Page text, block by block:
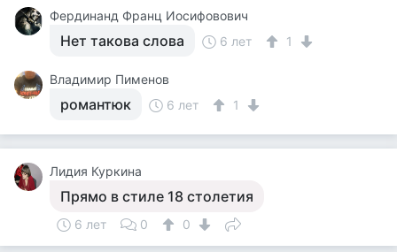
Фердинанд Франц Иосифовович
Нет такова слова 6 лет 1
Владимир Пименов
романтюк 6 лет 1
Лидия Куркина
Прямо в стиле 18 столетия
6 лет 0 0